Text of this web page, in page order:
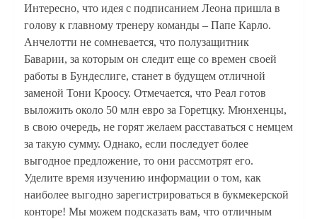
Интересно, что идея с подписанием Леона пришла в
голову к главному тренеру команды – Папе Карло.
Анчелотти не сомневается, что полузащитник
Баварии, за которым он следит еще со времен своей
работы в Бундеслиге, станет в будущем отличной
заменой Тони Кроосу. Отмечается, что Реал готов
выложить около 50 млн евро за Горетцку. Мюнхенцы,
в свою очередь, не горят желаем расставаться с немцем
за такую сумму. Однако, если последует более
выгодное предложение, то они рассмотрят его.
Уделите время изучению информации о том, как
наиболее выгодно зарегистрироваться в букмекерской
конторе! Мы можем подсказать вам, что отличным